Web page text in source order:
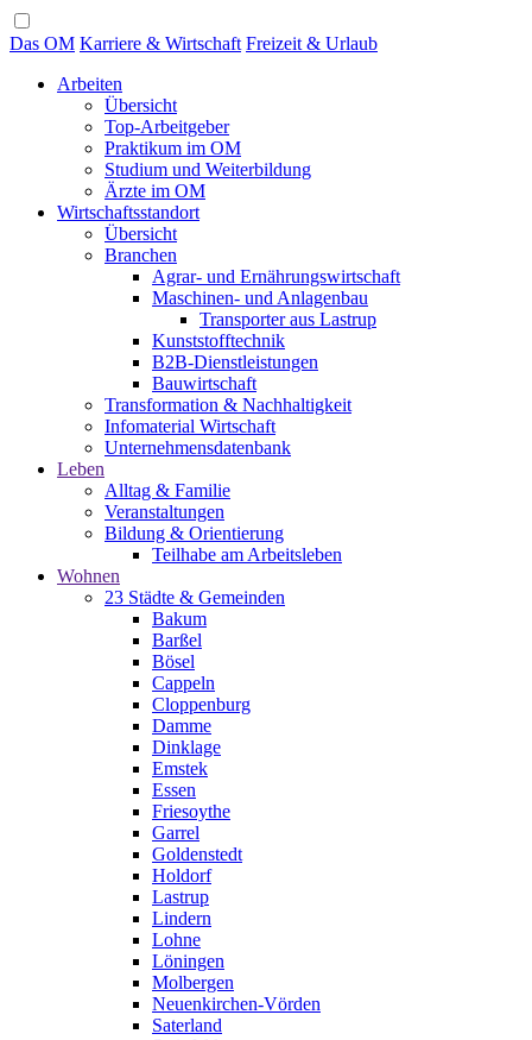
Das OM Karriere & Wirtschaft Freizeit & Urlaub
Arbeiten
Übersicht
Top-Arbeitgeber
Praktikum im OM
Studium und Weiterbildung
Ärzte im OM
Wirtschaftsstandort
Übersicht
Branchen
Agrar- und Ernährungswirtschaft
Maschinen- und Anlagenbau
Transporter aus Lastrup
Kunststofftechnik
B2B-Dienstleistungen
Bauwirtschaft
Transformation & Nachhaltigkeit
Infomaterial Wirtschaft
Unternehmensdatenbank
Leben
Alltag & Familie
Veranstaltungen
Bildung & Orientierung
Teilhabe am Arbeitsleben
Wohnen
23 Städte & Gemeinden
Bakum
Barßel
Bösel
Cappeln
Cloppenburg
Damme
Dinklage
Emstek
Essen
Friesoythe
Garrel
Goldenstedt
Holdorf
Lastrup
Lindern
Lohne
Löningen
Molbergen
Neuenkirchen-Vörden
Saterland